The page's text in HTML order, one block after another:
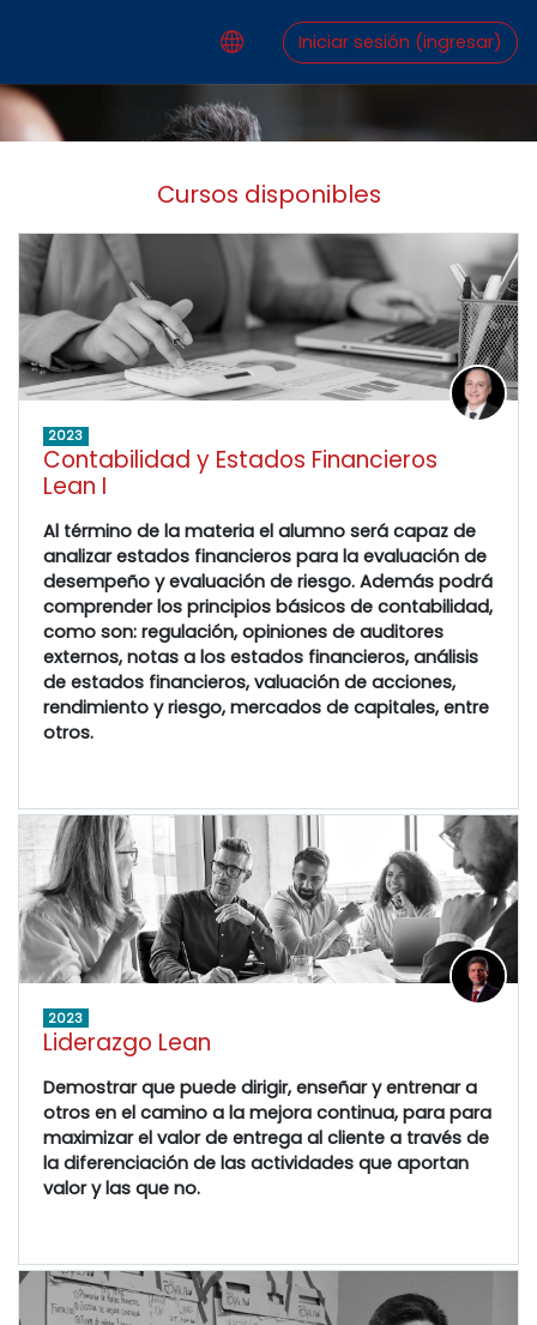
Iniciar sesión (ingresar)
Cursos disponibles
2023
Contabilidad y Estados Financieros
Lean I
Al término de la materia el alumno será capaz de
analizar estados financieros para la evaluación de
desempeño y evaluación de riesgo. Además podrá
comprender los principios básicos de contabilidad,
como son: regulación, opiniones de auditores
externos, notas a los estados financieros, análisis
de estados financieros, valuación de acciones,
rendimiento y riesgo, mercados de capitales, entre
otros.
2023
Liderazgo Lean
Demostrar que puede dirigir, enseñar y entrenar a
otros en el camino a la mejora continua, para para
maximizar el valor de entrega al cliente a través de
la diferenciación de las actividades que aportan
valor y las que no.